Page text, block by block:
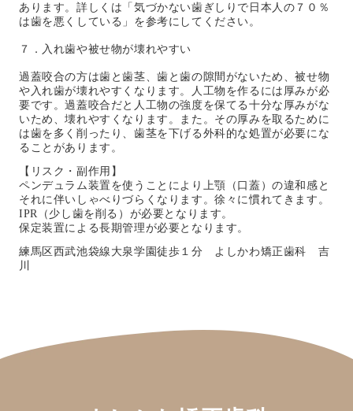
あります。詳しくは「気づかない歯ぎしりで日本人の７０％
は歯を悪くしている」を参考にしてください。
７．入れ歯や被せ物が壊れやすい
過蓋咬合の方は歯と歯茎、歯と歯の隙間がないため、被せ物
や入れ歯が壊れやすくなります。人工物を作るには厚みが必
要です。過蓋咬合だと人工物の強度を保てる十分な厚みがな
いため、壊れやすくなります。また。その厚みを取るために
は歯を多く削ったり、歯茎を下げる外科的な処置が必要にな
ることがあります。
【リスク・副作用】
ペンデュラム装置を使うことにより上顎（口蓋）の違和感と
それに伴いしゃべりづらくなります。徐々に慣れてきます。
IPR（少し歯を削る）が必要となります。
保定装置による長期管理が必要となります。
練馬区西武池袋線大泉学園徒歩１分 よしかわ矯正歯科 吉
川